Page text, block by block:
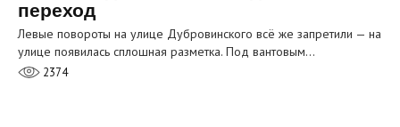
переход
Левые повороты на улице Дубровинского всё же запретили — на
улице появилась сплошная разметка. Под вантовым…
2374